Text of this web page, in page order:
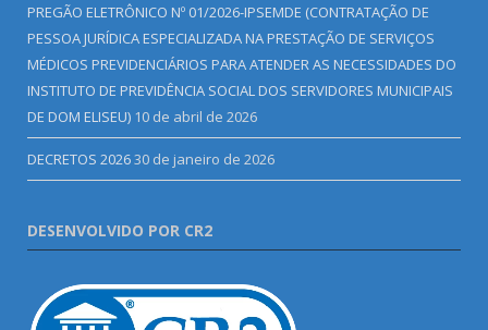
PREGÃO ELETRÔNICO Nº 01/2026-IPSEMDE (CONTRATAÇÃO DE
PESSOA JURÍDICA ESPECIALIZADA NA PRESTAÇÃO DE SERVIÇOS
MÉDICOS PREVIDENCIÁRIOS PARA ATENDER AS NECESSIDADES DO
INSTITUTO DE PREVIDÊNCIA SOCIAL DOS SERVIDORES MUNICIPAIS
DE DOM ELISEU) 10 de abril de 2026
DECRETOS 202630 de janeiro de 2026
DESENVOLVIDO POR CR2